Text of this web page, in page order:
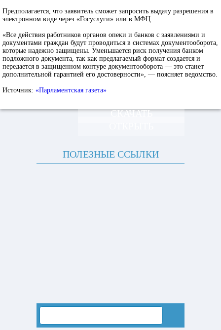
Предполагается, что заявитель сможет запросить выдачу разрешения в
электронном виде через «Госуслуги» или в МФЦ.
«Все действия работников органов опеки и банков с заявлениями и
документами граждан будут проводиться в системах документооборота,
которые надежно защищены. Уменьшается риск получения банком
подложного документа, так как предлагаемый формат создается и
передается в защищенном контуре документооборота — это станет
дополнительной гарантией его достоверности», — поясняет ведомство.
Источник: «Парламентская газета»
СКАЧАТЬ
ПОЛЕЗНЫЕ ССЫЛКИ